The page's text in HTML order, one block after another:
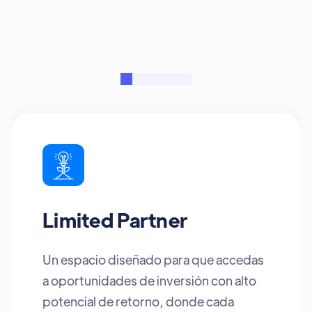
Venture Capital
Tu pipeline se dispara con
oportunidades curadas y un
ecosistema creado para potenciar tu